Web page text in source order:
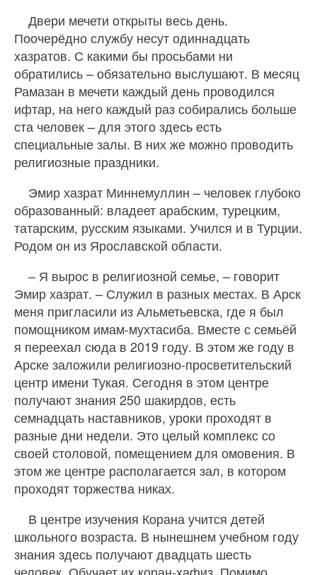
Двери мечети открыты весь день.
Поочерёдно службу несут одиннадцать
хазратов. С какими бы просьбами ни
обратились – обязательно выслушают. В месяц
Рамазан в мечети каждый день проводился
ифтар, на него каждый раз собирались больше
ста человек – для этого здесь есть
специальные залы. В них же можно проводить
религиозные праздники.
Эмир хазрат Миннемуллин – человек глубоко
образованный: владеет арабским, турецким,
татарским, русским языками. Учился и в Турции.
Родом он из Ярославской области.
– Я вырос в религиозной семье, – говорит
Эмир хазрат. – Служил в разных местах. В Арск
меня пригласили из Альметьевска, где я был
помощником имам-мухтасиба. Вместе с семьёй
я переехал сюда в 2019 году. В этом же году в
Арске заложили религиозно-просветительский
центр имени Тукая. Сегодня в этом центре
получают знания 250 шакирдов, есть
семнадцать наставников, уроки проходят в
разные дни недели. Это целый комплекс со
своей столовой, помещением для омовения. В
этом же центре располагается зал, в котором
проходят торжества никах.
В центре изучения Корана учится детей
школьного возраста. В нынешнем учебном году
знания здесь получают двадцать шесть